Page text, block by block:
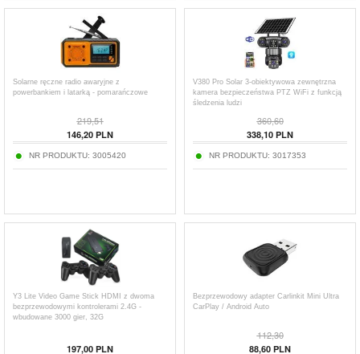
Solarne ręczne radio awaryjne z
powerbankiem i latarką - pomarańczowe
219,51
146,20 PLN
NR PRODUKTU: 3005420
V380 Pro Solar 3-obiektywowa zewnętrzna
kamera bezpieczeństwa PTZ WiFi z funkcją
śledzenia ludzi
360,60
338,10 PLN
NR PRODUKTU: 3017353
Y3 Lite Video Game Stick HDMI z dwoma
bezprzewodowymi kontrolerami 2.4G -
wbudowane 3000 gier, 32G
197,00 PLN
Bezprzewodowy adapter Carlinkit Mini Ultra
CarPlay / Android Auto
112,30
88,60 PLN